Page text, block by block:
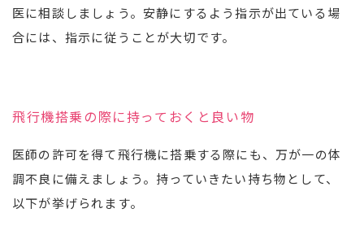
医に相談しましょう。安静にするよう指示が出ている場
合には、指示に従うことが大切です。
飛行機搭乗の際に持っておくと良い物
医師の許可を得て飛行機に搭乗する際にも、万が一の体
調不良に備えましょう。持っていきたい持ち物として、
以下が挙げられます。